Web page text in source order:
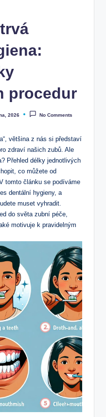
procedur
2026 No Comments
většina z nás si představí
zdraví našich zubů. Ale
Přehled délky jednotlivých
co můžete od
tomto článku se podíváme
dentální hygieny, a
muset vyhradit.
do světa zubní péče,
motivuje k pravidelným